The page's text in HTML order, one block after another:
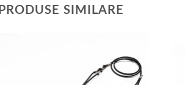
PRODUSE SIMILARE